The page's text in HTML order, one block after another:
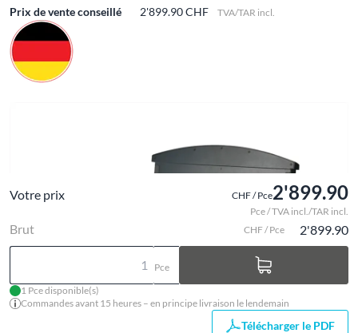
Prix de vente conseillé
2'899.90 CHF TVA/TAR incl.
Votre prix CHF / Pce2'899.90
Pce / TVA incl./TAR incl.
Brut CHF / Pce 2'899.90
Pce
1 Pce disponible(s)
Commandes avant 15 heures – en principe livraison le lendemain
Télécharger le PDF